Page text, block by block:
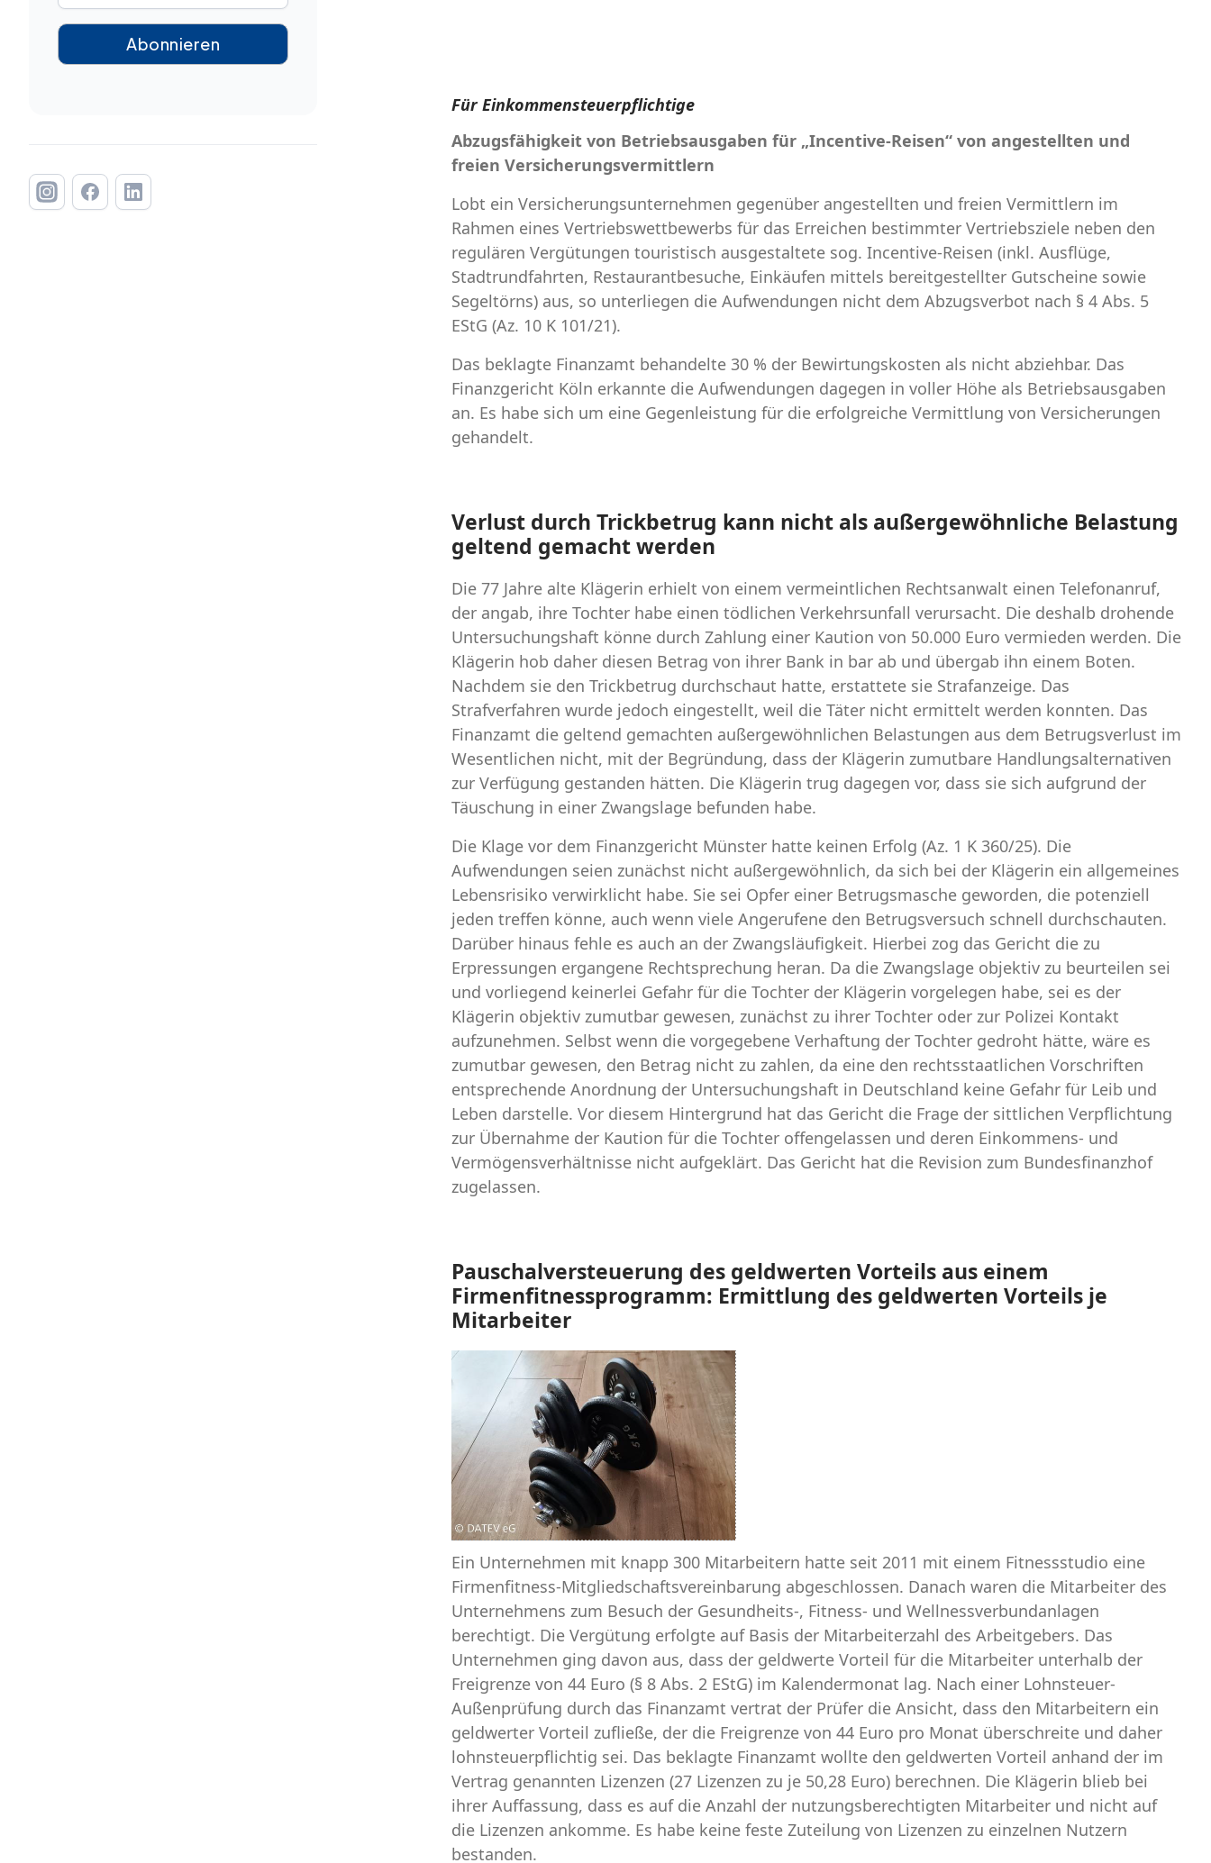
Für Einkommensteuerpflichtige
Abzugsfähigkeit von Betriebsausgaben für „Incentive-Reisen“ von angestellten und
freien Versicherungsvermittlern
Lobt ein Versicherungsunternehmen gegenüber angestellten und freien Vermittlern im
Rahmen eines Vertriebswettbewerbs für das Erreichen bestimmter Vertriebsziele neben den
regulären Vergütungen touristisch ausgestaltete sog. Incentive-Reisen (inkl. Ausflüge,
Stadtrundfahrten, Restaurantbesuche, Einkäufen mittels bereitgestellter Gutscheine sowie
Segeltörns) aus, so unterliegen die Aufwendungen nicht dem Abzugsverbot nach § 4 Abs. 5
EStG (Az. 10 K 101/21).
Das beklagte Finanzamt behandelte 30 % der Bewirtungskosten als nicht abziehbar. Das
Finanzgericht Köln erkannte die Aufwendungen dagegen in voller Höhe als Betriebsausgaben
an. Es habe sich um eine Gegenleistung für die erfolgreiche Vermittlung von Versicherungen
gehandelt.
Verlust durch Trickbetrug kann nicht als außergewöhnliche Belastung
geltend gemacht werden
Die 77 Jahre alte Klägerin erhielt von einem vermeintlichen Rechtsanwalt einen Telefonanruf,
der angab, ihre Tochter habe einen tödlichen Verkehrsunfall verursacht. Die deshalb drohende
Untersuchungshaft könne durch Zahlung einer Kaution von 50.000 Euro vermieden werden. Die
Klägerin hob daher diesen Betrag von ihrer Bank in bar ab und übergab ihn einem Boten.
Nachdem sie den Trickbetrug durchschaut hatte, erstattete sie Strafanzeige. Das
Strafverfahren wurde jedoch eingestellt, weil die Täter nicht ermittelt werden konnten. Das
Finanzamt die geltend gemachten außergewöhnlichen Belastungen aus dem Betrugsverlust im
Wesentlichen nicht, mit der Begründung, dass der Klägerin zumutbare Handlungsalternativen
zur Verfügung gestanden hätten. Die Klägerin trug dagegen vor, dass sie sich aufgrund der
Täuschung in einer Zwangslage befunden habe.
Die Klage vor dem Finanzgericht Münster hatte keinen Erfolg (Az. 1 K 360/25). Die
Aufwendungen seien zunächst nicht außergewöhnlich, da sich bei der Klägerin ein allgemeines
Lebensrisiko verwirklicht habe. Sie sei Opfer einer Betrugsmasche geworden, die potenziell
jeden treffen könne, auch wenn viele Angerufene den Betrugsversuch schnell durchschauten.
Darüber hinaus fehle es auch an der Zwangsläufigkeit. Hierbei zog das Gericht die zu
Erpressungen ergangene Rechtsprechung heran. Da die Zwangslage objektiv zu beurteilen sei
und vorliegend keinerlei Gefahr für die Tochter der Klägerin vorgelegen habe, sei es der
Klägerin objektiv zumutbar gewesen, zunächst zu ihrer Tochter oder zur Polizei Kontakt
aufzunehmen. Selbst wenn die vorgegebene Verhaftung der Tochter gedroht hätte, wäre es
zumutbar gewesen, den Betrag nicht zu zahlen, da eine den rechtsstaatlichen Vorschriften
entsprechende Anordnung der Untersuchungshaft in Deutschland keine Gefahr für Leib und
Leben darstelle. Vor diesem Hintergrund hat das Gericht die Frage der sittlichen Verpflichtung
zur Übernahme der Kaution für die Tochter offengelassen und deren Einkommens- und
Vermögensverhältnisse nicht aufgeklärt. Das Gericht hat die Revision zum Bundesfinanzhof
zugelassen.
Pauschalversteuerung des geldwerten Vorteils aus einem
Firmenfitnessprogramm: Ermittlung des geldwerten Vorteils je
Mitarbeiter
Ein Unternehmen mit knapp 300 Mitarbeitern hatte seit 2011 mit einem Fitnessstudio eine
Firmenfitness-Mitgliedschaftsvereinbarung abgeschlossen. Danach waren die Mitarbeiter des
Unternehmens zum Besuch der Gesundheits-, Fitness- und Wellnessverbundanlagen
berechtigt. Die Vergütung erfolgte auf Basis der Mitarbeiterzahl des Arbeitgebers. Das
Unternehmen ging davon aus, dass der geldwerte Vorteil für die Mitarbeiter unterhalb der
Freigrenze von 44 Euro (§ 8 Abs. 2 EStG) im Kalendermonat lag. Nach einer Lohnsteuer-
Außenprüfung durch das Finanzamt vertrat der Prüfer die Ansicht, dass den Mitarbeitern ein
geldwerter Vorteil zufließe, der die Freigrenze von 44 Euro pro Monat überschreite und daher
lohnsteuerpflichtig sei. Das beklagte Finanzamt wollte den geldwerten Vorteil anhand der im
Vertrag genannten Lizenzen (27 Lizenzen zu je 50,28 Euro) berechnen. Die Klägerin blieb bei
ihrer Auffassung, dass es auf die Anzahl der nutzungsberechtigten Mitarbeiter und nicht auf
die Lizenzen ankomme. Es habe keine feste Zuteilung von Lizenzen zu einzelnen Nutzern
bestanden.